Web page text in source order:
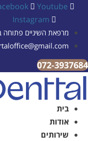
Facebook
Instagram
השיניים פתוחה בימים א-ה
072-